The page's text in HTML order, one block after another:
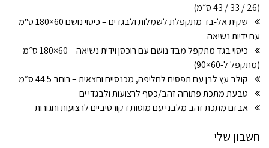
(26 / 33 / 43 ס״מ)
שקית אל-בד מתקפלת לשמלות ולבגדים – כיסוי נושם 60×180 ס"מ
עם ידיות נשיאה
כיסוי בגד מתקפל מבד נושם עם רוכסן וידית נשיאה – 60×180 ס״מ
(מתקפל ל-60×90)
קולב עץ לבן עם תפסים לחליפה, מכנסיים וחצאית – רוחב 44.5 ס״מ
טבעת מתכת פתוחה זהב/כסף לרצועות ולבגדי ים
אבזם מתכת זהב מלבני עם מוטות דקורטיביים לרצועות וחגורות
חשבון שלי